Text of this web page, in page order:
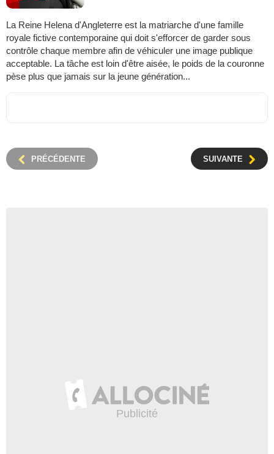
La Reine Helena d'Angleterre est la matriarche d'une famille
royale fictive contemporaine qui doit s'efforcer de garder sous
contrôle chaque membre afin de véhiculer une image publique
acceptable. La tâche est loin d'être aisée, le poids de la couronne
pèse plus que jamais sur la jeune génération...
PRÉCÉDENTE SUIVANTE